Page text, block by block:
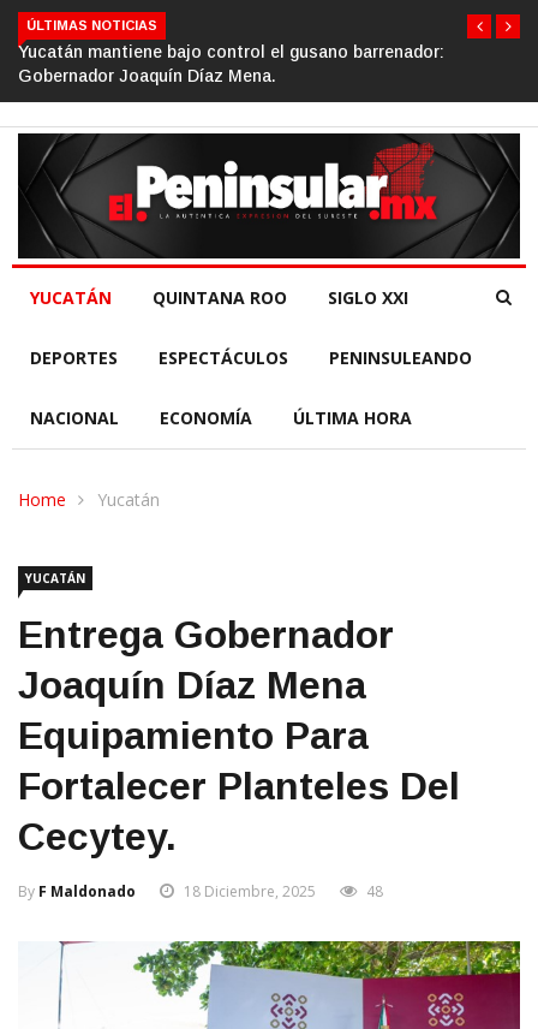
ÚLTIMAS NOTICIAS
Gino Segura impulsa el turismo comunitario desde el
de la República.
YUCATÁN QUINTANA ROO SIGLO XXI
DEPORTES ESPECTÁCULOS PENINSULEANDO
NACIONAL ECONOMÍA ÚLTIMA HORA
Home Yucatán
YUCATÁN
Entrega Gobernador
Joaquín Díaz Mena
Equipamiento Para
Fortalecer Planteles Del
Cecytey.
By F Maldonado 18 Diciembre, 2025 48